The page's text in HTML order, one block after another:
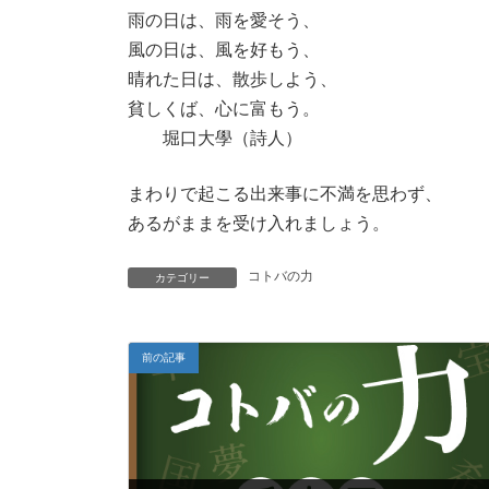
雨の日は、雨を愛そう、
風の日は、風を好もう、
晴れた日は、散歩しよう、
貧しくば、心に富もう。
堀口大學（詩人）
まわりで起こる出来事に不満を思わず、
あるがままを受け入れましょう。
カテゴリー コトバの力
前の記事